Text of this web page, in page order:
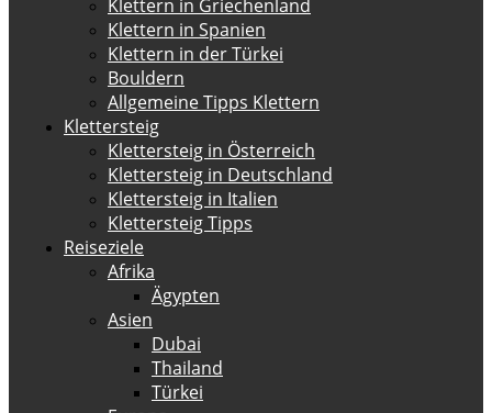
Klettern in Griechenland
Klettern in Spanien
Klettern in der Türkei
Bouldern
Allgemeine Tipps Klettern
Klettersteig
Klettersteig in Österreich
Klettersteig in Deutschland
Klettersteig in Italien
Klettersteig Tipps
Reiseziele
Afrika
Ägypten
Asien
Dubai
Thailand
Türkei